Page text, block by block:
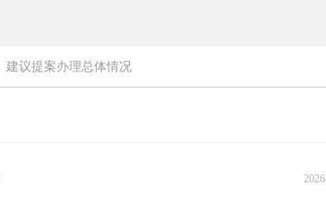
建议提案办理总体情况